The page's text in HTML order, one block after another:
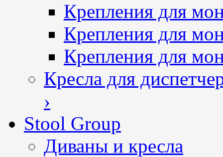
Крепления для
Крепления для
Крепления для
Кресла для
›
Stool Group
Диваны и кресла